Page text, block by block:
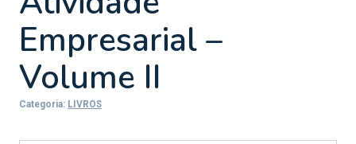
Empresarial –
Volume II
Categoria: LIVROS